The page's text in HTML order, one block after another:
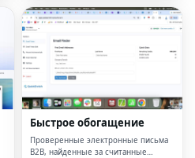
Быстрое обогащение
Проверенные электронные письма
B2B, найденные за считанные